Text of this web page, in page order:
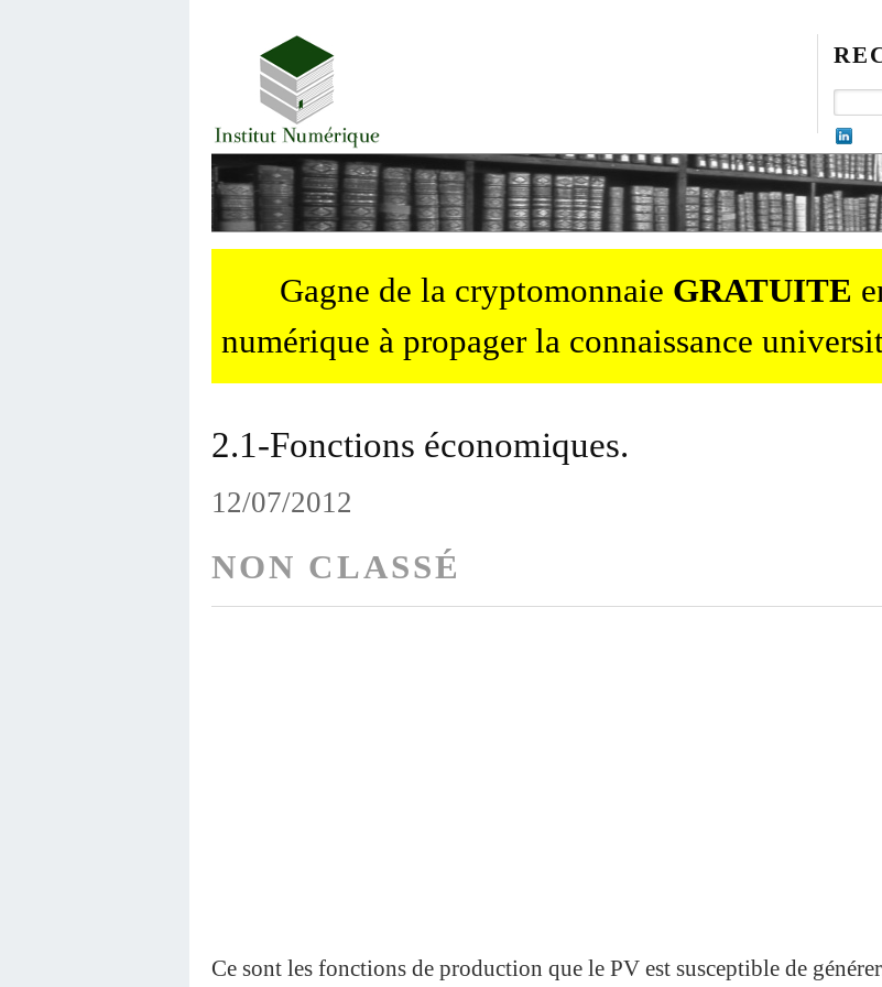
Gagne de la cryptomonnaie GRATUITE
numérique à propager la connaissance
2.1-Fonctions économiques.
12/07/2012
NON CLASSÉ
Ce sont les fonctions de production que le PV est susceptible de